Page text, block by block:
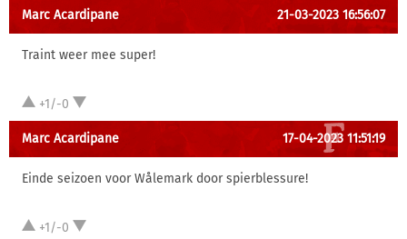
Marc Acardipane 21-03-2023 16:56:07
Traint weer mee super!
+1/-0
Marc Acardipane 17-04-2023 11:51:19
Einde seizoen voor Wålemark door spierblessure!
+1/-0